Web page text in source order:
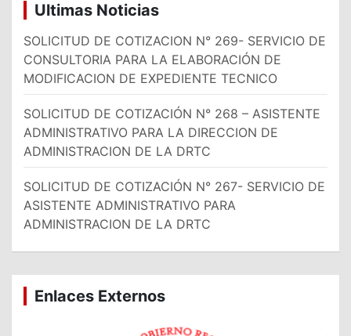
Ultimas Noticias
SOLICITUD DE COTIZACION N° 269- SERVICIO DE
CONSULTORIA PARA LA ELABORACIÓN DE
MODIFICACION DE EXPEDIENTE TECNICO
SOLICITUD DE COTIZACIÓN N° 268 – ASISTENTE
ADMINISTRATIVO PARA LA DIRECCION DE
ADMINISTRACION DE LA DRTC
SOLICITUD DE COTIZACIÓN N° 267- SERVICIO DE
ASISTENTE ADMINISTRATIVO PARA
ADMINISTRACION DE LA DRTC
Enlaces Externos